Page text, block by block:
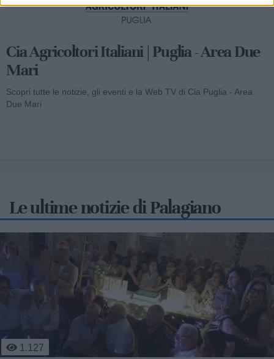
Cia Agricoltori Italiani | Puglia - Area Due
Mari
Scopri tutte le notizie, gli eventi e la Web TV di Cia Puglia - Area
Due Mari
Le ultime notizie di Palagiano
459